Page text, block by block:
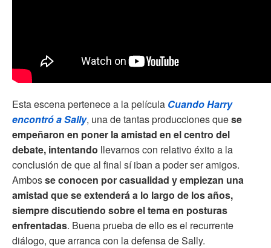
Esta escena pertenece a la película Cuando Harry
encontró a Sally, una de tantas producciones quese
empeñaron en poner la amistad en el centro del
debate, intentando llevarnos con relativo éxito a la
conclusión de que al final sí iban a poder ser amigos.
Ambosse conocen por casualidad y empiezan una
amistad que se extenderá a lo largo de los años,
siempre discutiendo sobre el tema en posturas
enfrentadas. Buena prueba de ello es el recurrente
diálogo, que arranca con la defensa de Sally.